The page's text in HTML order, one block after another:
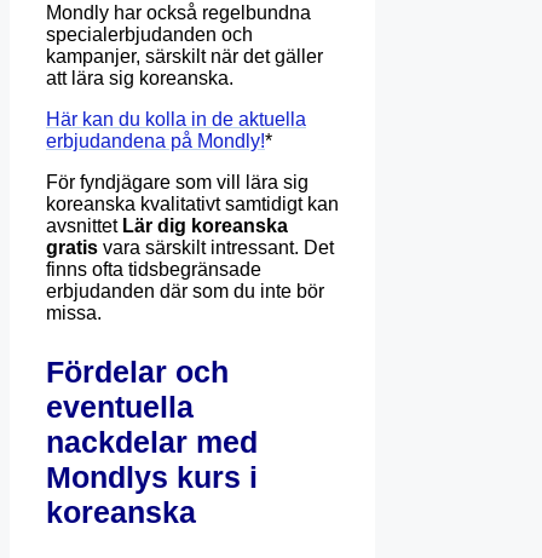
Mondly har också regelbundna
specialerbjudanden och
kampanjer, särskilt när det gäller
att lära sig koreanska.
Här kan du kolla in de aktuella
erbjudandena på Mondly!*
För fyndjägare som vill lära sig
koreanska kvalitativt samtidigt kan
avsnittet Lär dig koreanska
gratis vara särskilt intressant. Det
finns ofta tidsbegränsade
erbjudanden där som du inte bör
missa.
Fördelar och
eventuella
nackdelar med
Mondlys kurs i
koreanska